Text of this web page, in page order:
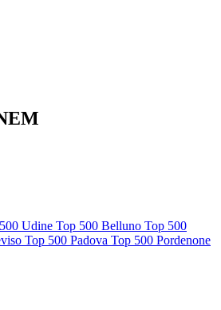
Udine Top 500 Belluno Top 500
Top 500 Padova Top 500 Pordenone